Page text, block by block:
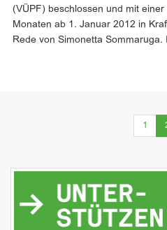
(VÜPF) beschlossen und mit
Monaten ab 1. Januar 2012 in
Rede von Simonetta Sommaruga.
1